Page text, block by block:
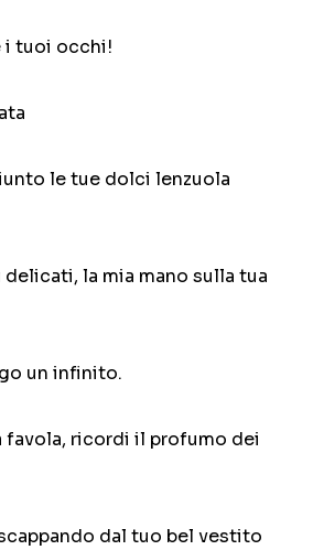
i tuoi occhi!
le tue dolci lenzuola
la mia mano sulla tua
un infinito.
favola, ricordi il profumo dei
dal tuo bel vestito